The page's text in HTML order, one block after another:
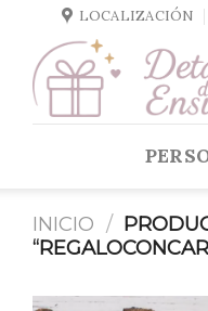
LOCALIZACIÓN
INICIO /